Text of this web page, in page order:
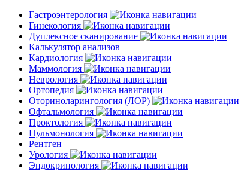
Гастроэнтерология
Гинекология
Дуплексное сканирование
Калькулятор анализов
Кардиология
Маммология
Неврология
Ортопедия
Оториноларингология (ЛОР)
Офтальмология
Проктология
Пульмонология
Рентген
Урология
Эндокринология